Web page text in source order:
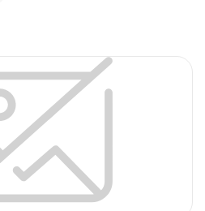
(44)
шаров (Ёлочка, Россия) (29)
Шары 62 мм по 4 и 5 шт. (2)
росписью (Ёлочка, Россия) (1)